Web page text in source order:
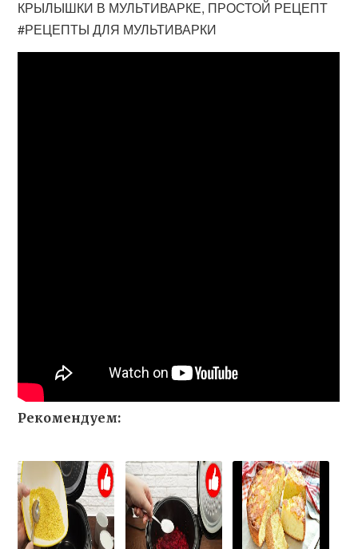
КРЫЛЫШКИ В МУЛЬТИВАРКЕ, ПРОСТОЙ РЕЦЕПТ
#РЕЦЕПТЫ ДЛЯ МУЛЬТИВАРКИ
Рекомендуем: